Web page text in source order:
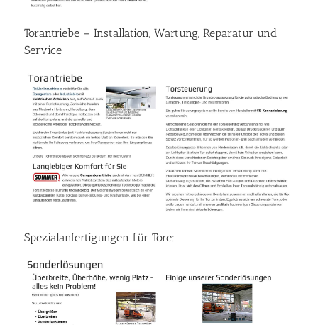
Torantriebe – Installation, Wartung, Reparatur und
Service
Spezialanfertigungen für Tore: